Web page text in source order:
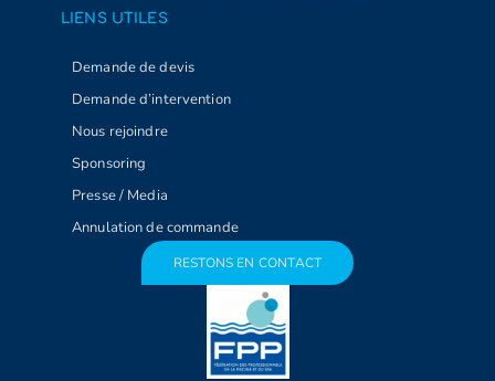
LIENS UTILES
Demande de devis
Demande d’intervention
Nous rejoindre
Sponsoring
Presse / Media
Annulation de commande
RESTONS EN CONTACT